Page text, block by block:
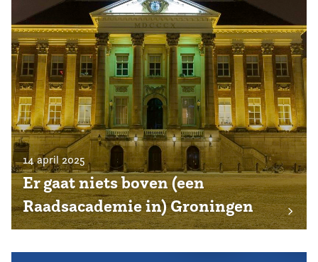
14 april 2025
Er gaat niets boven (een
Raadsacademie in) Groningen